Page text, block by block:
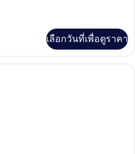
เลือกวันที่เพื่อดูราคา
เครื่องนอนระดับพรีเมียม, มินิบาร์, ตู้นิ